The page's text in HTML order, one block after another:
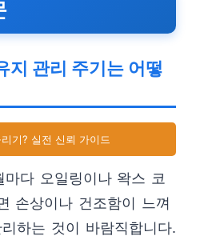
지 관리 주기는 어떻
기? 실전 신뢰 가이드
다 오일링이나 왁스 코
손상이나 건조함이 느껴
하는 것이 바람직합니다.